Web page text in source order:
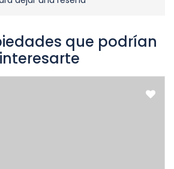
que podrían
interesarte